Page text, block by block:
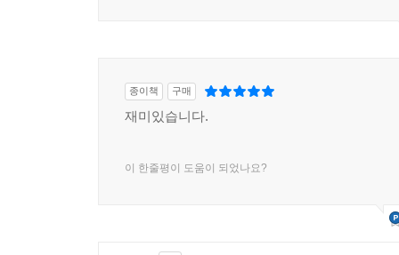
종이책 구매
재미있습니다.
이 한줄평이 도움이 되었나요?